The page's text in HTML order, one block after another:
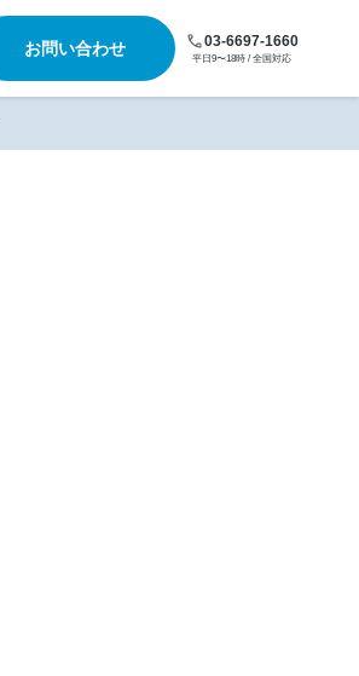
お問い合わせ 03-6697-1660
平日9〜18時 / 全国対応